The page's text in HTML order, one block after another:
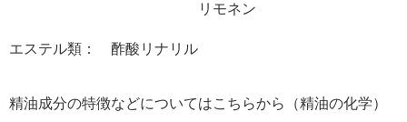
リモネン
エステル類： 酢酸リナリル
精油成分の特徴などについてはこちらから（精油の化学）